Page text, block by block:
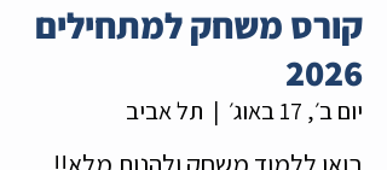
קורס משחק למתחילים
2026
יום ב׳, 17 באוג׳
  |
תל אביב